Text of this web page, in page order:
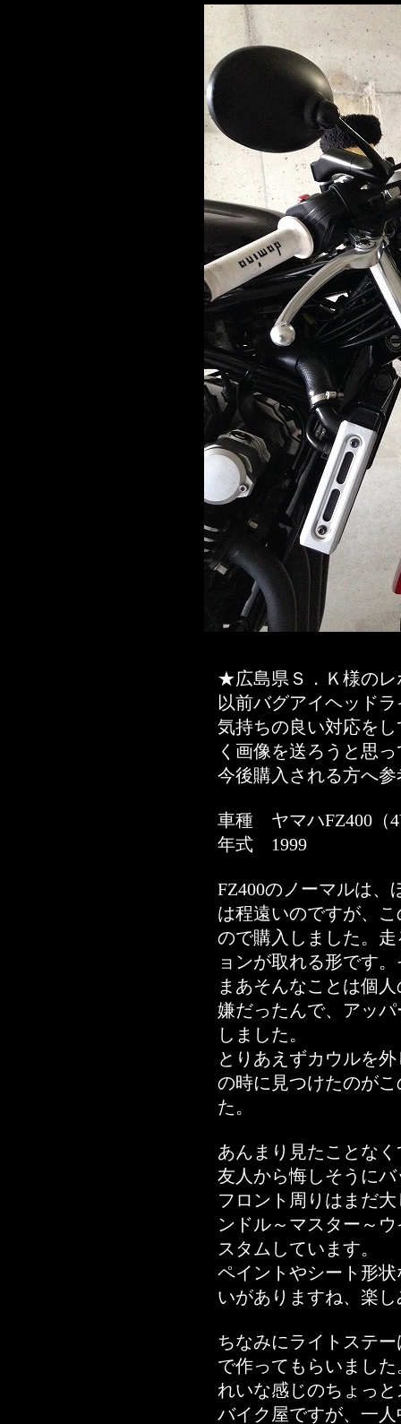
★広島県Ｓ．Ｋ様のレ
以前バグアイヘッド
気持ちの良い対応を
く画像を送ろうと思
今後購入される方へ
車種 ヤマハFZ400（
年式 1999
FZ400のノーマルは、
は程遠いのですが、
ので購入しました。
ョンが取れる形です
まあそんなことは個
嫌だったんで、アッ
しました。
とりあえずカウルを
の時に見つけたのが
た。
あんまり見たことな
友人から悔しそうに
フロント周りはまだ
ンドル～マスター～
スタムしています。
ペイントやシート形
いがありますね、楽
ちなみにライトステ
で作ってもらいまし
れいな感じのちょっ
バイク屋ですが、一